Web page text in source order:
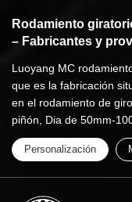
Rodamiento
– Fabricantes y
Luoyang MC
que es la fabricación
en el rodamiento de
piñón, Dia de 50mm-
Personalización